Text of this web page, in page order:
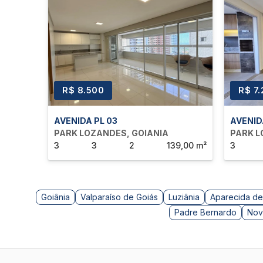
Alphaville
Comércio variado
A localização estratégica no Setor Park Lozandes
áreas comerciais, escolas e o Flamboyant Shopping,
Não perca essa oportunidade de viver com
Entre em contato com a Imobiliária Frade Ramos e
R$ 8.500
AVENIDA PL 03
PARK LOZANDES, GOIANIA
3
3 2 139,00 m²
R$
PARK
3
Goiânia Valparaíso de Goiás Luziânia Aparecida
Padre Bernardo